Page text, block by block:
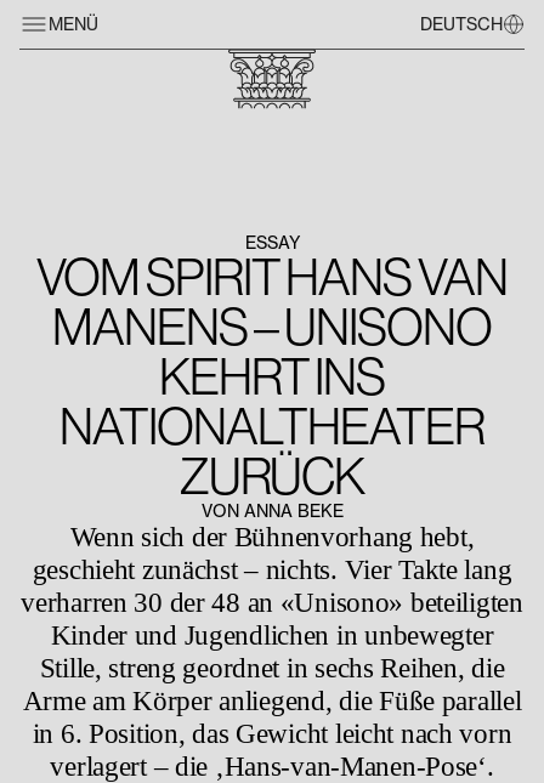
MENÜ DEUTSCH
ESSAY
VOM SPIRIT HANS VAN
MANENS – UNISONO
KEHRT INS
NATIONALTHEATER
ZURÜCK
VON ANNA BEKE
Wenn sich der Bühnenvorhang hebt,
geschieht zunächst – nichts. Vier Takte lang
verharren 30 der 48 an «Unisono» beteiligten
Kinder und Jugendlichen in unbewegter
Stille, streng geordnet in sechs Reihen, die
Arme am Körper anliegend, die Füße parallel
in 6. Position, das Gewicht leicht nach vorn
verlagert – die ‚Hans-van-Manen-Pose‘.